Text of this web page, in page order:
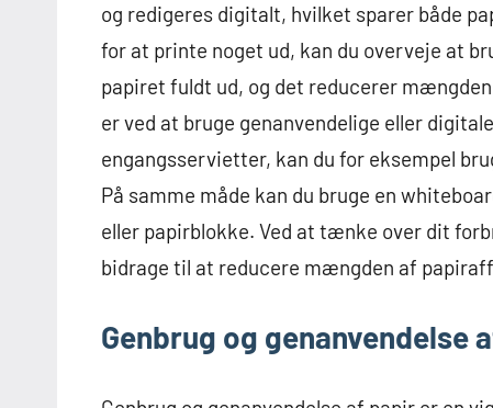
og redigeres digitalt, hvilket sparer både
for at printe noget ud, kan du overveje at
papiret fuldt ud, og det reducerer
er ved at bruge genanvendelige eller
engangsservietter, kan du for eksempel
På samme måde kan du bruge en
eller papirblokke. Ved at tænke over dit
bidrage til at reducere mængden af
Genbrug og genanvendelse